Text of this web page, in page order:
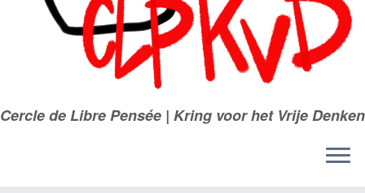
Cercle de Libre Pensée | Kring voor het Vrije Denken